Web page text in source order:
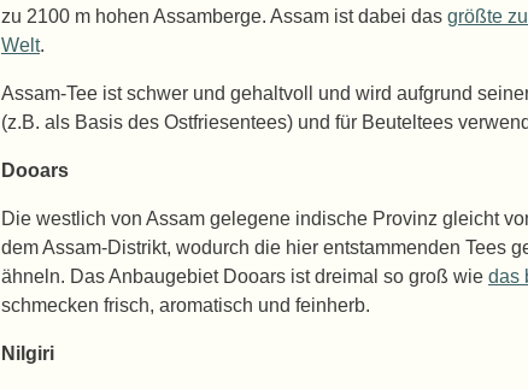
zu 2100 m hohen Assamberge. Assam ist dabei das größte
Welt.
Assam-Tee ist schwer und gehaltvoll und wird aufgrund
(z.B. als Basis des Ostfriesentees) und für Beuteltees
Dooars
Die westlich von Assam gelegene indische Provinz gleicht
dem Assam-Distrikt, wodurch die hier entstammenden Tees
ähneln. Das Anbaugebiet Dooars ist dreimal so groß wie das
schmecken frisch, aromatisch und feinherb.
Nilgiri